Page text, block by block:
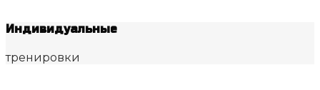
Индивидуальные
тренировки